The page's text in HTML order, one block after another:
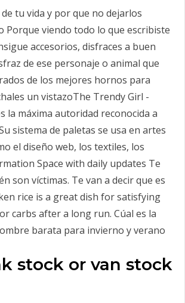
tu vida y por que no dejarlos
viendo todo lo que escribiste
accesorios, disfraces a buen
de ese personaje o animal que
de los mejores hornos para
un vistazoThe Trendy Girl -
la máxima autoridad reconocida a
sistema de paletas se usa en artes
el diseño web, los textiles, los
Space with daily updates Te
son víctimas. Te van a decir que es
rice is a great dish for satisfying
carbs after a long run. Cúal es la
barata para invierno y verano
stock or van stock